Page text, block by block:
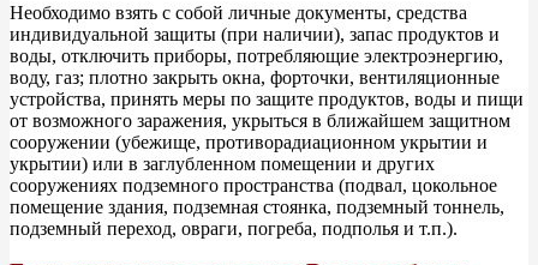
Необходимо взять с собой личные документы, средства
индивидуальной защиты (при наличии), запас продуктов и
воды, отключить приборы, потребляющие электроэнергию,
воду, газ; плотно закрыть окна, форточки, вентиляционные
устройства, принять меры по защите продуктов, воды и пищи
от возможного заражения, укрыться в ближайшем защитном
сооружении (убежище, противорадиационном укрытии и
укрытии) или в заглубленном помещении и других
сооружениях подземного пространства (подвал, цокольное
помещение здания, подземная стоянка, подземный тоннель,
подземный переход, овраги, погреба, подполья и т.п.).